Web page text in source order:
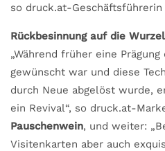
so druck.at-Geschäftsführerin
Rückbesinnung auf die
„Während früher eine
gewünscht war und diese
durch Neue abgelöst wurde,
ein Revival“, so druck.at-
Pauschenwein, und weiter:
Visitenkarten aber auch